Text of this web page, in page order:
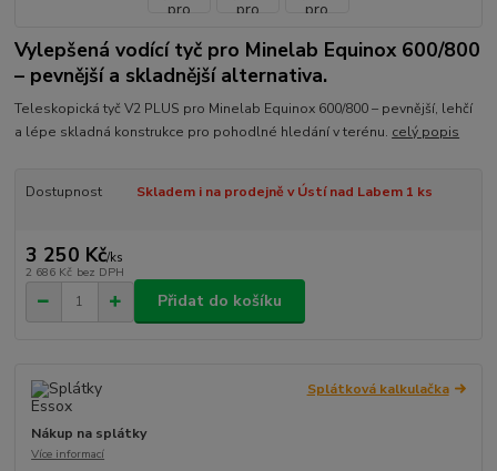
Vylepšená vodící tyč pro Minelab Equinox 600/800
– pevnější a skladnější alternativa.
Teleskopická tyč V2 PLUS pro Minelab Equinox 600/800 – pevnější, lehčí
a lépe skladná konstrukce pro pohodlné hledání v terénu. celý popis
Dostupnost Skladem i na prodejně v Ústí nad Labem 1 ks
3 250 Kč/ks
2 686 Kč bez DPH
Přidat do košíku
Splátková kalkulačka
Nákup na splátky
Více informací